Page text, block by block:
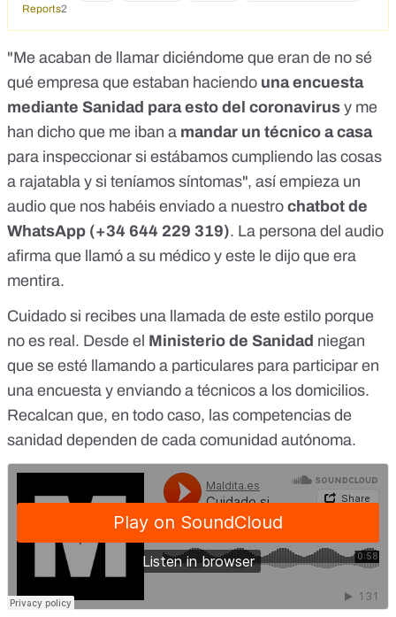
Reports2
"Me acaban de llamar diciéndome que eran de no sé
qué empresa que estaban haciendo una encuesta
mediante Sanidad para esto del coronavirus y me
han dicho que me iban a mandar un técnico a casa
para inspeccionar si estábamos cumpliendo las cosas
a rajatabla y si teníamos síntomas", así empieza un
audio que nos habéis enviado a nuestro chatbot de
WhatsApp (+34 644 229 319). La persona del audio
afirma que llamó a su médico y este le dijo que era
mentira.
Cuidado si recibes una llamada de este estilo porque
no es real. Desde el Ministerio de Sanidad niegan
que se esté llamando a particulares para participar en
una encuesta y enviando a técnicos a los domicilios.
Recalcan que, en todo caso, las competencias de
sanidad dependen de cada comunidad autónoma.